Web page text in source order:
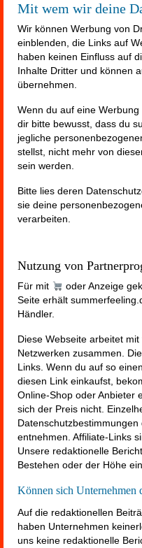
Mit wem wir deine
Wir können Werbung von
einblenden, die Links auf
haben keinen Einfluss auf
Inhalte Dritter und können
übernehmen.
Wenn du auf eine
dir bitte bewusst, dass du
jegliche
stellst, nicht mehr von
sein werden.
Bitte lies deren
sie deine
verarbeiten.
Nutzung von
Für mit
oder Anzeige
Seite erhält
Händler.
Diese Webseite arbeitet
Netzwerken zusammen.
Links. Wenn du auf so
diesen Link einkaufst,
Online-Shop oder Anbieter
sich der Preis nicht.
entnehmen. Affiliate-Links
Unsere redaktionelle
Bestehen oder der Höhe
Können sich Unternehmen
Auf die redaktionellen
haben Unternehmen
uns keine redaktionelle